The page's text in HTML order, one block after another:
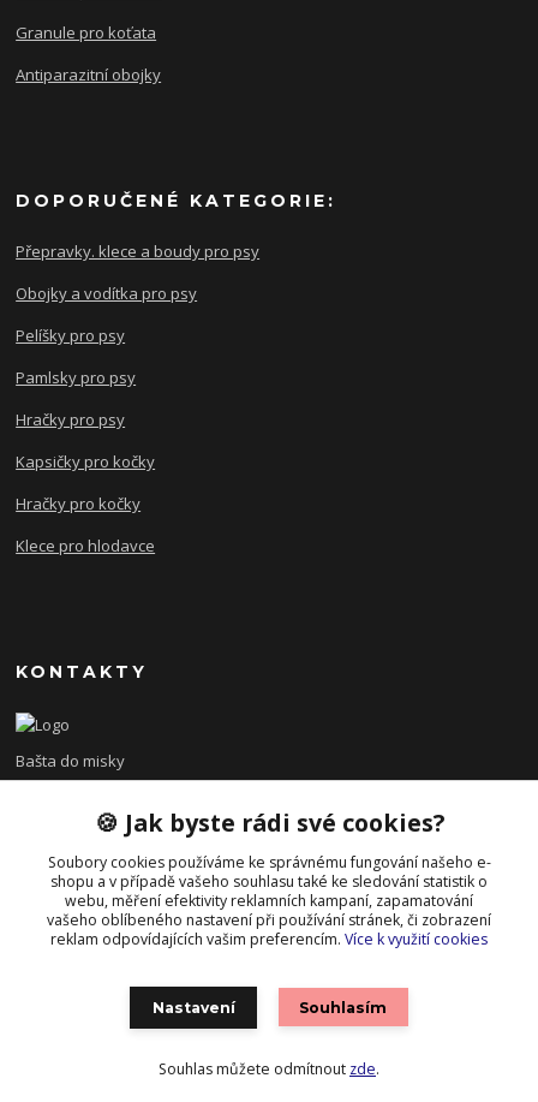
Granule pro koťata
Antiparazitní obojky
DOPORUČENÉ KATEGORIE:
Přepravky. klece a boudy pro psy
Obojky a vodítka pro psy
Pelíšky pro psy
Pamlsky pro psy
Hračky pro psy
Kapsičky pro kočky
Hračky pro kočky
Klece pro hlodavce
KONTAKTY
Bašta do misky
+420 608 479 610
po - pá 8:00 - 15:00
info@bastadomisky.cz
Vytvořeno na Eshop-rychle.cz
🍪 Jak byste rádi své cookies?
Soubory cookies používáme ke správnému fungování našeho e-
shopu a v případě vašeho souhlasu také ke sledování statistik o
webu, měření efektivity reklamních kampaní, zapamatování
vašeho oblíbeného nastavení při používání stránek, či zobrazení
reklam odpovídajících vašim preferencím. Více k využití cookies
Nastavení Souhlasím
Souhlas můžete odmítnout zde.